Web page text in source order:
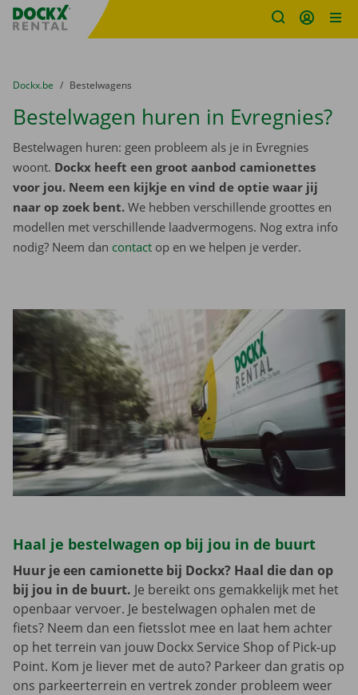
Fratello DEMO
U bevindt zich hier:
van
Dockx.be naar
Bestelwagens
Bestelwagen huren in Evregnies?
Bestelwagen huren: geen probleem als je in Evregnies
woont. Dockx heeft een groot aanbod camionettes
voor jou. Neem een kijkje en vind de optie waar jij
naar op zoek bent. We hebben verschillende groottes en
modellen met verschillende laadvermogens. Nog extra info
nodig? Neem dan contact op en we helpen je verder.
Haal je bestelwagen op bij jou in de buurt
Huur je een camionette bij Dockx? Haal die dan op
bij jou in de buurt. Je bereikt ons gemakkelijk met het
openbaar vervoer. Je bestelwagen ophalen met de
fiets? Neem dan een fietsslot mee en laat hem achter
op het terrein van jouw Dockx Service Shop of Pick-up
Point. Kom je liever met de auto? Parkeer dan gratis op
ons parkeerterrein en vertrek zonder probleem weer